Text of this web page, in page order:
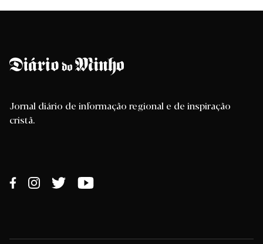
Jornal diário de informação regional e de inspiração
cristã.